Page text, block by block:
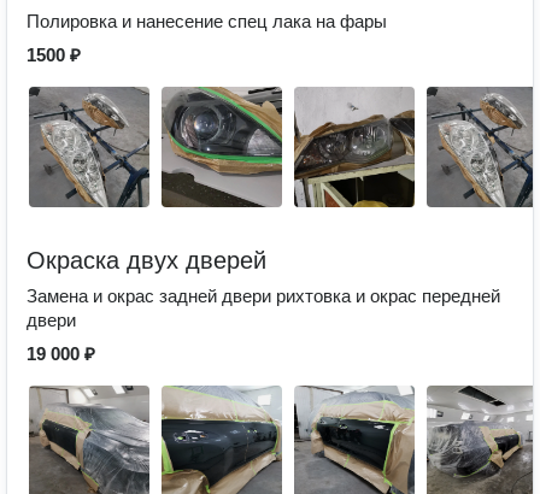
Полировка и нанесение спец лака на фары
1500 ₽
Окраска двух дверей
Замена и окрас задней двери рихтовка и окрас передней
двери
19 000 ₽